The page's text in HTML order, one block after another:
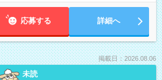
応募する 詳細へ
掲載日：2026.08.06
未読